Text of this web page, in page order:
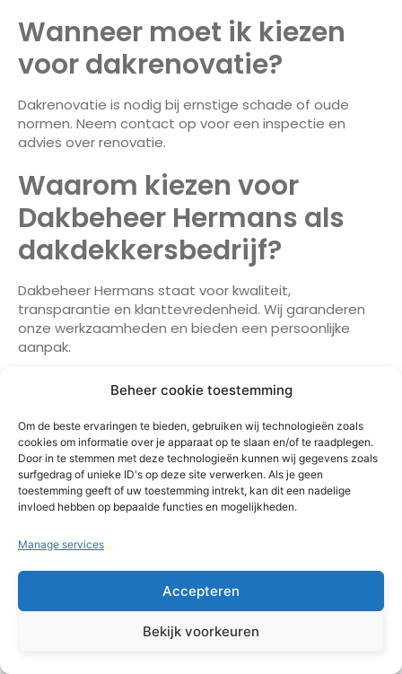
Beheer cookie toestemming
Om de beste ervaringen te bieden, gebruiken wij technologieën zoals
cookies om informatie over je apparaat op te slaan en/of te raadplegen.
Door in te stemmen met deze technologieën kunnen wij gegevens zoals
surfgedrag of unieke ID's op deze site verwerken. Als je geen
toestemming geeft of uw toestemming intrekt, kan dit een nadelige
invloed hebben op bepaalde functies en mogelijkheden.
Manage services
Accepteren
Bekijk voorkeuren
Wanneer moet ik kiezen
voor dakrenovatie?
Dakrenovatie is nodig bij ernstige schade of oude
normen. Neem contact op voor een inspectie en
advies over renovatie.
Waarom kiezen voor
Dakbeheer Hermans als
dakdekkersbedrijf?
Dakbeheer Hermans staat voor kwaliteit,
transparantie en klanttevredenheid. Wij garanderen
onze werkzaamheden en bieden een persoonlijke
aanpak.
Hoe kan ik een gratis
dakinspectie aanvragen?
Vraag een gratis dakinspectie aan via
info@dakbeheerhermans.nl. Vertel ons wat u wilt
weten en wij plannen een inspectie in.
Wat zeggen klanten over
Dakbeheer Hermans?
Klanten waarderen onze expertise en
betrouwbaarheid. Lees onze recensies om te zien